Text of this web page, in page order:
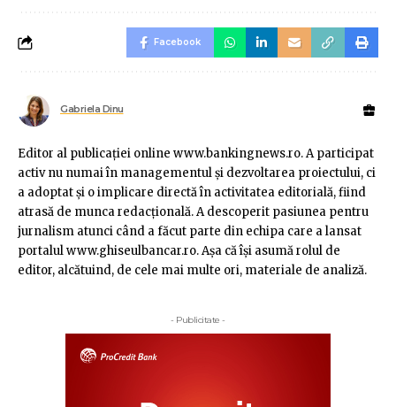
Facebook
Gabriela Dinu
Editor al publicaţiei online www.bankingnews.ro. A participat
activ nu numai în managementul şi dezvoltarea proiectului, ci
a adoptat şi o implicare directă în activitatea editorială, fiind
atrasă de munca redacţională. A descoperit pasiunea pentru
jurnalism atunci când a făcut parte din echipa care a lansat
portalul www.ghiseulbancar.ro. Așa că îşi asumă rolul de
editor, alcătuind, de cele mai multe ori, materiale de analiză.
- Publicitate -